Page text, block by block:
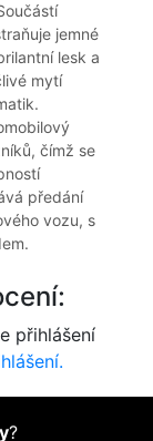
jemné
lesk a
mytí
čímž se
předání
vozu, s
přihlášení
?